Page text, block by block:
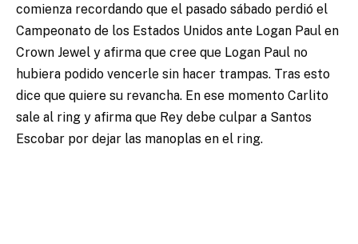
comienza recordando que el pasado sábado perdió el
Campeonato de los Estados Unidos ante Logan Paul en
Crown Jewel y afirma que cree que Logan Paul no
hubiera podido vencerle sin hacer trampas. Tras esto
dice que quiere su revancha. En ese momento Carlito
sale al ring y afirma que Rey debe culpar a Santos
Escobar por dejar las manoplas en el ring.